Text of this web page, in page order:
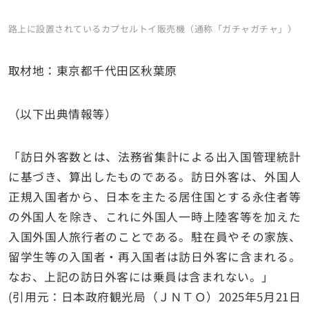
路上に設置されているカプセルトイ販売機（通称「ガチャガチャ」）
取材地：東京都千代田区秋葉原
（以下出典情報等）
「訪日外客数とは、法務省集計による出入国管理統計
に基づき、算出したものである。訪日外客は、外国人
正規入国者から、日本を主たる居住国とする永住者等
の外国人を除き、これに外国人一時上陸客等を加えた
入国外国人旅行者のことである。駐在員やその家族、
留学生等の入国者・再入国者は訪日外客に含まれる。
なお、上記の訪日外客には乗員は含まれない。」
(引用元：日本政府観光局（ＪＮＴＯ）2025年5月21日